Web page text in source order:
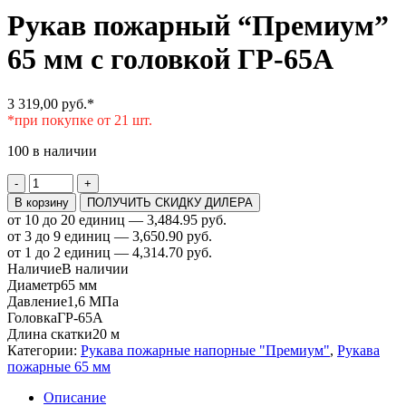
Рукав пожарный “Премиум”
65 мм с головкой ГР-65А
3 319,00 руб.*
*при покупке от 21 шт.
100 в наличии
-
Количество
товара
Рукав
пожарный
"Премиум"
65
мм
с
головкой
ГР-65А
+
В корзину
ПОЛУЧИТЬ СКИДКУ ДИЛЕРА
от 10 до 20 единиц — 3,484.95 руб.
от 3 до 9 единиц — 3,650.90 руб.
от 1 до 2 единиц — 4,314.70 руб.
НаличиеВ наличии
Диаметр65 мм
Давление1,6 МПа
ГоловкаГР-65А
Длина скатки20 м
Категории: Рукава пожарные напорные "Премиум", Рукава
пожарные 65 мм
Описание